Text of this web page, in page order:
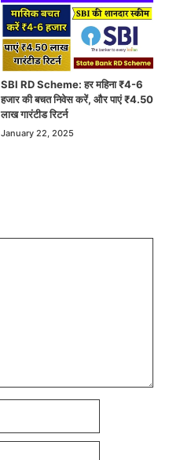
SBI RD Scheme: हर महिना ₹4-6
हजार की बचत निवेस करें, और पाएं ₹4.50
लाख गारंटीड रिटर्न
January 22, 2025